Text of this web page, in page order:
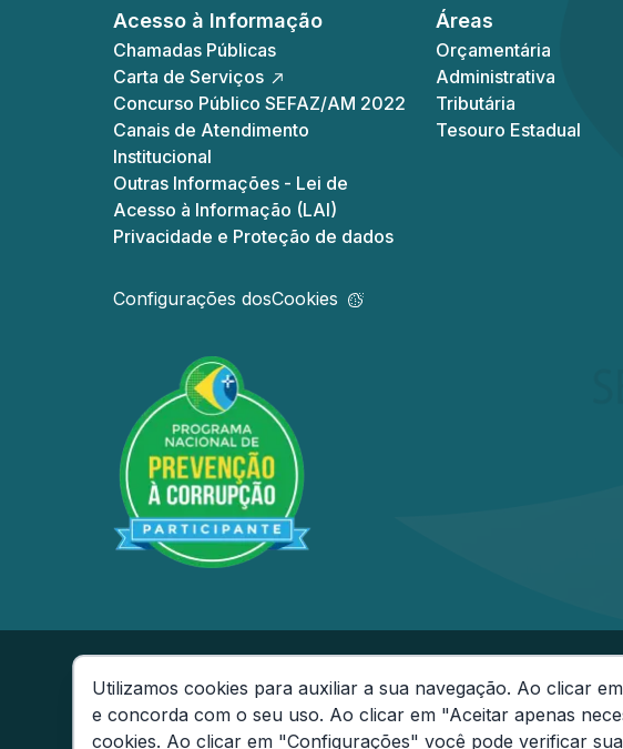
Acesso à Informação
Chamadas Públicas
Carta de Serviços
Concurso Público SEFAZ/AM 2022
Canais de Atendimento
Institucional
Outras Informações - Lei de
Acesso à Informação (LAI)
Privacidade e Proteção de dados
Áreas
Orçamentária
Administrativa
Tributária
Tesouro Estadual
Configurações dosCookies
Av André Araújo, 150 - Aleixo - CEP: 69060-000
Fone: (92) 2121-1600
Consentimento de Cookies
Utilizamos cookies para auxiliar a sua navegação. Ao clicar
e concorda com o seu uso. Ao clicar em "Aceitar apenas
cookies. Ao clicar em "Configurações" você pode verificar